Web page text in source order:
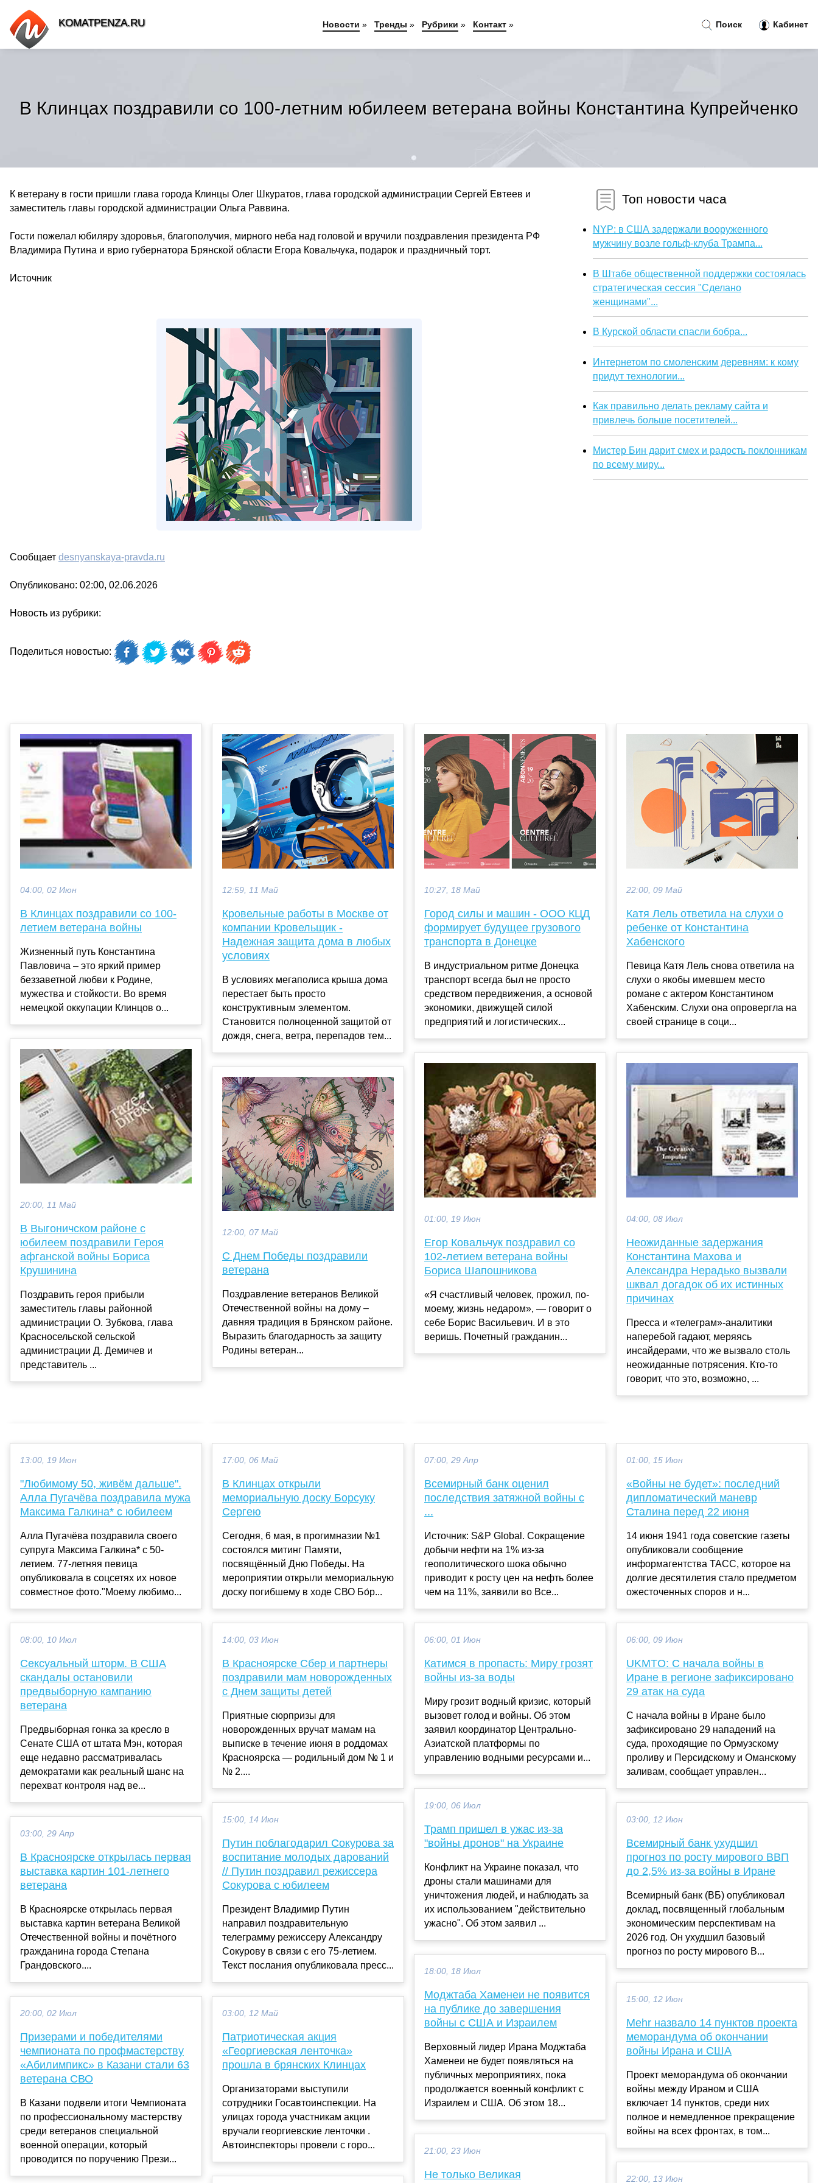
В Клинцах поздравили со 100-летним юбилеем ветерана войны Константина Купрейченко
К ветерану в гости пришли глава города Клинцы Олег Шкуратов, глава городской администрации Сергей Евтеев и
заместитель главы городской администрации Ольга Раввина.
Гости пожелал юбиляру здоровья, благополучия, мирного неба над головой и вручили поздравления президента РФ
Владимира Путина и врио губернатора Брянской области Егора Ковальчука, подарок и праздничный торт.
Источник
Сообщает desnyanskaya-pravda.ru
Опубликовано: 02:00, 02.06.2026
Новость из рубрики:
Поделиться новостью:
Топ новости часа
NYP: в США задержали вооруженного
мужчину возле гольф-клуба Трампа...
В Штабе общественной поддержки состоялась
стратегическая сессия "Сделано
женщинами"...
В Курской области спасли бобра...
Интернетом по смоленским деревням: к кому
придут технологии...
Как правильно делать рекламу сайта и
привлечь больше посетителей...
Мистер Бин дарит смех и радость поклонникам
по всему миру...
04:00, 02 Июн
В Клинцах поздравили со 100-
летием ветерана войны
Жизненный путь Константина
Павловича – это яркий пример
беззаветной любви к Родине,
мужества и стойкости. Во время
немецкой оккупации Клинцов о...
20:00, 11 Май
В Выгоничском районе с
юбилеем поздравили Героя
афганской войны Бориса
Крушинина
Поздравить героя прибыли
заместитель главы районной
администрации О. Зубкова, глава
Красносельской сельской
администрации Д. Демичев и
представитель ...
12:59, 11 Май
Кровельные работы в Москве от
компании Кровельщик -
Надежная защита дома в любых
условиях
В условиях мегаполиса крыша дома
перестает быть просто
конструктивным элементом.
Становится полноценной защитой от
дождя, снега, ветра, перепадов тем...
12:00, 07 Май
С Днем Победы поздравили
ветерана
Поздравление ветеранов Великой
Отечественной войны на дому –
давняя традиция в Брянском районе.
Выразить благодарность за защиту
Родины ветеран...
10:27, 18 Май
Город силы и машин - ООО КЦД
формирует будущее грузового
транспорта в Донецке
В индустриальном ритме Донецка
транспорт всегда был не просто
средством передвижения, а основой
экономики, движущей силой
предприятий и логистических...
01:00, 19 Июн
Егор Ковальчук поздравил со
102-летием ветерана войны
Бориса Шапошникова
«Я счастливый человек, прожил, по-
моему, жизнь недаром», — говорит о
себе Борис Васильевич. И в это
веришь. Почетный гражданин...
22:00, 09 Май
Катя Лель ответила на слухи о
ребенке от Константина
Хабенского
Певица Катя Лель снова ответила на
слухи о якобы имевшем место
романе с актером Константином
Хабенским. Слухи она опровергла на
своей странице в соци...
04:00, 08 Июл
Неожиданные задержания
Константина Махова и
Александра Нерадько вызвали
шквал догадок об их истинных
причинах
Пресса и «телеграм»-аналитики
наперебой гадают, меряясь
инсайдерами, что же вызвало столь
неожиданные потрясения. Кто-то
говорит, что это, возможно, ...
13:00, 19 Июн
"Любимому 50, живём дальше".
Алла Пугачёва поздравила мужа
Максима Галкина* с юбилеем
Алла Пугачёва поздравила своего
супруга Максима Галкина* с 50-
летием. 77-летняя певица
опубликовала в соцсетях их новое
совместное фото."Моему любимо...
08:00, 10 Июл
Сексуальный шторм. В США
скандалы остановили
предвыборную кампанию
ветерана
Предвыборная гонка за кресло в
Сенате США от штата Мэн, которая
еще недавно рассматривалась
демократами как реальный шанс на
перехват контроля над ве...
03:00, 29 Апр
В Красноярске открылась первая
выставка картин 101-летнего
ветерана
В Красноярске открылась первая
выставка картин ветерана Великой
Отечественной войны и почётного
гражданина города Степана
Грандовского....
20:00, 02 Июл
Призерами и победителями
чемпионата по профмастерству
«Абилимпикс» в Казани стали 63
ветерана СВО
В Казани подвели итоги Чемпионата
по профессиональному мастерству
среди ветеранов специальной
военной операции, который
проводится по поручению Прези...
17:00, 06 Май
В Клинцах открыли
мемориальную доску Борсуку
Сергею
Сегодня, 6 мая, в прогимназии №1
состоялся митинг Памяти,
посвящённый Дню Победы. На
мероприятии открыли мемориальную
доску погибшему в ходе СВО Бо́р...
14:00, 03 Июн
В Красноярске Сбер и партнеры
поздравили мам новорожденных
с Днем защиты детей
Приятные сюрпризы для
новорожденных вручат мамам на
выписке в течение июня в роддомах
Красноярска — родильный дом № 1 и
№ 2....
15:00, 14 Июн
Путин поблагодарил Сокурова за
воспитание молодых дарований
// Путин поздравил режиссера
Сокурова с юбилеем
Президент Владимир Путин
направил поздравительную
телеграмму режиссеру Александру
Сокурову в связи с его 75-летием.
Текст послания опубликовала пресс...
03:00, 12 Май
Патриотическая акция
«Георгиевская ленточка»
прошла в брянских Клинцах
Организаторами выступили
сотрудники Госавтоинспекции. На
улицах города участникам акции
вручали георгиевские ленточки .
Автоинспекторы провели с горо...
07:00, 29 Апр
Всемирный банк оценил
последствия затяжной войны с
...
Источник: S&P Global. Сокращение
добычи нефти на 1% из-за
геополитического шока обычно
приводит к росту цен на нефть более
чем на 11%, заявили во Все...
06:00, 01 Июн
Катимся в пропасть: Миру грозят
войны из-за воды
Миру грозит водный кризис, который
вызовет голод и войны. Об этом
заявил координатор Центрально-
Азиатской платформы по
управлению водными ресурсами и...
19:00, 06 Июл
Трамп пришел в ужас из-за
"войны дронов" на Украине
Конфликт на Украине показал, что
дроны стали машинами для
уничтожения людей, и наблюдать за
их использованием "действительно
ужасно". Об этом заявил ...
18:00, 18 Июл
Моджтаба Хаменеи не появится
на публике до завершения
войны с США и Израилем
Верховный лидер Ирана Моджтаба
Хаменеи не будет появляться на
публичных мероприятиях, пока
продолжается военный конфликт с
Израилем и США. Об этом 18...
21:00, 23 Июн
Не только Великая
01:00, 15 Июн
«Войны не будет»: последний
дипломатический маневр
Сталина перед 22 июня
14 июня 1941 года советские газеты
опубликовали сообщение
информагентства ТАСС, которое на
долгие десятилетия стало предметом
ожесточенных споров и н...
06:00, 09 Июн
UKMTO: С начала войны в
Иране в регионе зафиксировано
29 атак на суда
С начала войны в Иране было
зафиксировано 29 нападений на
суда, проходящие по Ормузскому
проливу и Персидскому и Оманскому
заливам, сообщает управлен...
03:00, 12 Июн
Всемирный банк ухудшил
прогноз по росту мирового ВВП
до 2,5% из-за войны в Иране
Всемирный банк (ВБ) опубликовал
доклад, посвященный глобальным
экономическим перспективам на
2026 год. Он ухудшил базовый
прогноз по росту мирового В...
15:00, 12 Июн
Mehr назвало 14 пунктов проекта
меморандума об окончании
войны Ирана и США
Проект меморандума об окончании
войны между Ираном и США
включает 14 пунктов, среди них
полное и немедленное прекращение
войны на всех фронтах, в том...
22:00, 13 Июн
Поиск Кабинет
KOMATPENZA.RU Новости » Тренды » Рубрики » Контакт »